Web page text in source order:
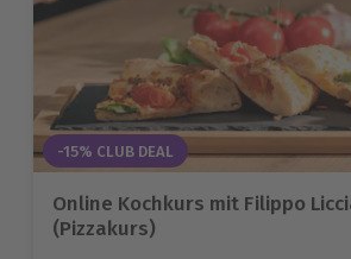
-15% CLUB DEAL
Online Kochkurs mit Filippo
(Pizzakurs)